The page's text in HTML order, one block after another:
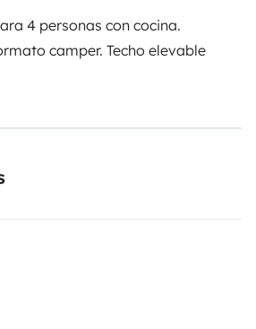
4 personas con cocina.
camper. Techo elevable
fregadero, fogón y nevera.
Calefacción autónoma (diésel).
roadsurfer.com/wp-
en el momento de la